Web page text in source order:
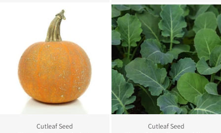
Cutleaf Seed
Cutleaf Seed